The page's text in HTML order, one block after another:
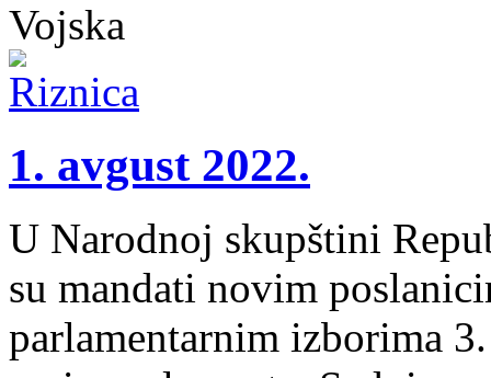
Vojska
1. avgust 2022.
U Narodnoj skupštini
su mandati novim
parlamentarnim izborima